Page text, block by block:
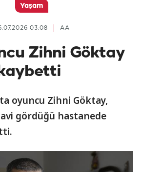
Yaşam
AA
03:08
Zihni Göktay
oyuncu Zihni Göktay,
gördüğü hastanede